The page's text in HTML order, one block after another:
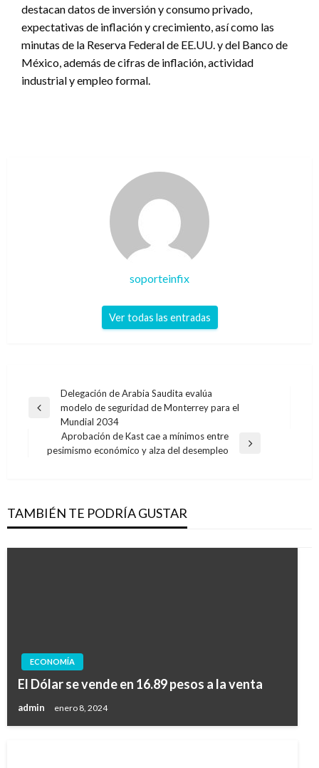
destacan datos de inversión y consumo privado,
expectativas de inflación y crecimiento, así como las
minutas de la Reserva Federal de EE.UU. y del Banco de
México, además de cifras de inflación, actividad
industrial y empleo formal.
soporteinfix
Ver todas las entradas
Navegación
de
entradas
Entrada
anterior
Delegación de Arabia Saudita evalúa
modelo de seguridad de Monterrey para el
Mundial 2034
Entrada
Aprobación de Kast cae a mínimos entre
pesimismo económico y alza del desempleo
TAMBIÉN TE PODRÍA GUSTAR
ECONOMÍA
El Dólar se vende en 16.89 pesos a la venta
admin enero 8, 2024